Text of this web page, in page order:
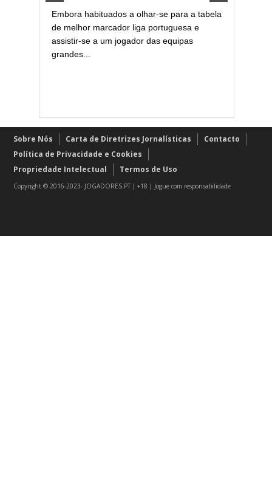
Embora habituados a olhar-se para a tabela
de melhor marcador liga portuguesa e
assistir-se a um jogador das equipas
grandes...
Sobre Nós Carta de Diretrizes Jornalísticas
Contacto
Política de Privacidade e Cookies
Propriedade Intelectual
Termos de Uso
Copyright © 2016-2023- JOGADORES.PT | +18 | Jogue com responsabilidade